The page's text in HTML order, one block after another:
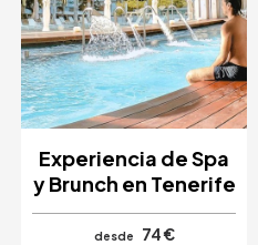
Experiencia de Spa
y Brunch en Tenerife
desde 74 €